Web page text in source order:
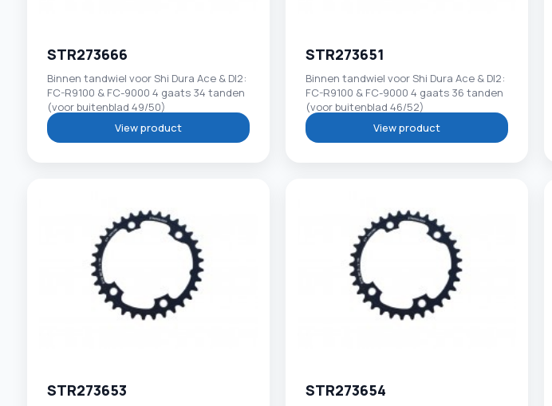
STR273666
Binnen tandwiel voor Shi Dura Ace & DI2:
FC-R9100 & FC-9000 4 gaats 34 tanden
(voor buitenblad 49/50)
View product
STR273651
Binnen tandwiel voor Shi Dura Ace & DI2:
FC-R9100 & FC-9000 4 gaats 36 tanden
(voor buitenblad 46/52)
View product
STR273653 STR273654